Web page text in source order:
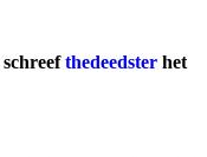
schreefthedeedster het